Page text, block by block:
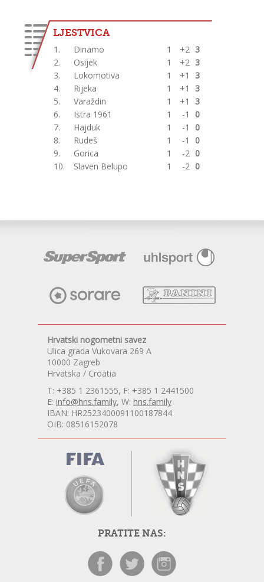
LJESTVICA
1. Dinamo 1 +2 3
2.
Osijek 1 +2 3
3.
Lokomotiva 1 +1
3
4.
Rijeka 1 +1
3
5.
Varaždin 1 +1
3
6.
Istra 1961 1 -1
0
7.
Hajduk 1 -1
0
8.
Rudeš 1 -1
0
9.
Gorica 1 -2 0
10.
Slaven Belupo 1 -2 0
Hrvatski nogometni savez
Ulica grada Vukovara 269 A
10000 Zagreb
Hrvatska / Croatia
T: +385 1 2361555, F: +385 1 2441500
E: info@hns.family, W: hns.family
IBAN: HR2523400091100187844
OIB: 08516152078
PRATITE NAS: